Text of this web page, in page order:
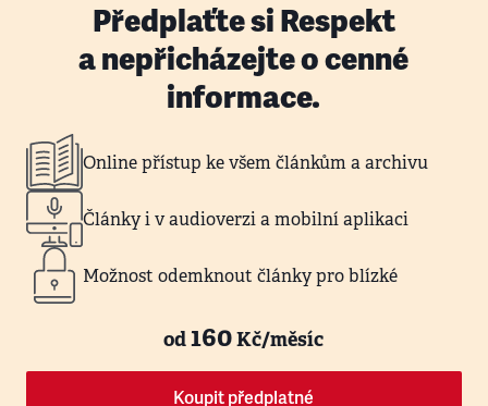
Předplaťte si Respekt
a nepřicházejte o cenné
informace.
Online přístup ke všem článkům a archivu
Články i v audioverzi a mobilní aplikaci
Možnost odemknout články pro blízké
od160Kč/měsíc
Koupit předplatné